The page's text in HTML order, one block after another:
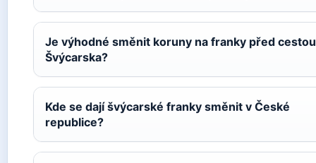
Je výhodné směnit koruny na franky před
Švýcarska?
Kde se dají švýcarské franky směnit v České
republice?